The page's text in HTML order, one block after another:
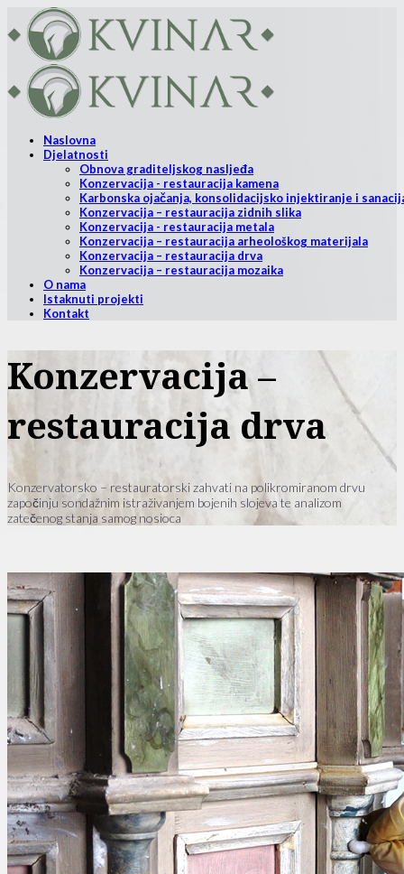
Naslovna
Djelatnosti
Obnova graditeljskog nasljeđa
Konzervacija - restauracija kamena
Karbonska ojačanja, konsolidacijsko injektiranje i
Konzervacija – restauracija zidnih slika
Konzervacija - restauracija metala
Konzervacija – restauracija arheološkog materijala
Konzervacija – restauracija drva
Konzervacija – restauracija mozaika
O nama
Istaknuti projekti
Kontakt
Konzervacija –
restauracija drva
Konzervatorsko – restauratorski zahvati na polikromiranom drvu
započinju sondažnim istraživanjem bojenih slojeva te analizom
zatečenog stanja samog nosioca